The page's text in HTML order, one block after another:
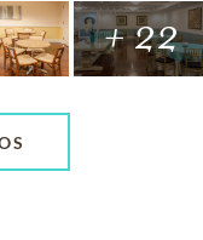
+ 22